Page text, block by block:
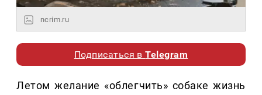
ncrim.ru
Подписаться вTelegram
Летом желание «облегчить» собаке жизнь